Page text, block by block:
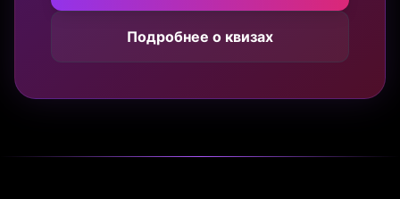
Подробнее о квизах